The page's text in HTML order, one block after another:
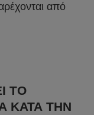
από
ΤΟ
ΚΑΤΆ ΤΗΝ